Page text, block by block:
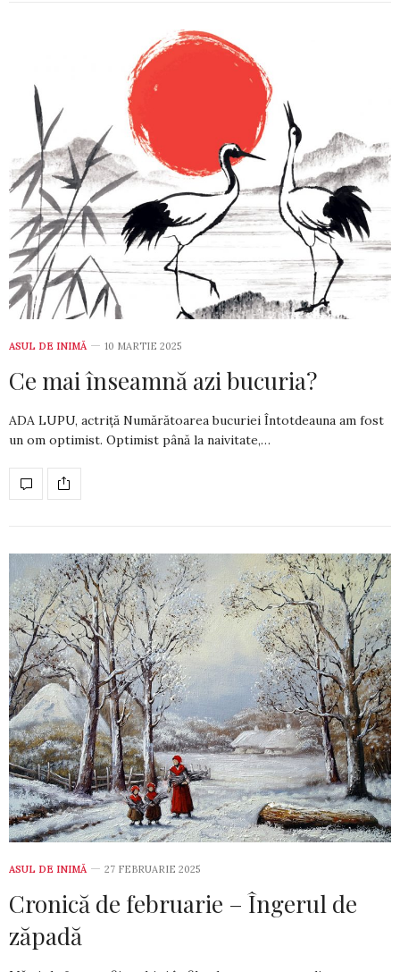
ASUL DE INIMĂ 10 MARTIE 2025
Ce mai înseamnă azi bucuria?
ADA LUPU, actriță Numărătoarea bucuriei Întotdeauna am fost
un om optimist. Optimist până la naivitate,…
ASUL DE INIMĂ 27 FEBRUARIE 2025
Cronică de februarie – Îngerul de
zăpadă